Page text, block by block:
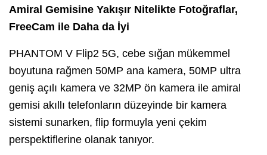
Amiral Gemisine Yakışır Nitelikte Fotoğraflar,
FreeCam ile Daha da İyi
PHANTOM V Flip2 5G, cebe sığan mükemmel
boyutuna rağmen 50MP ana kamera, 50MP ultra
geniş açılı kamera ve 32MP ön kamera ile amiral
gemisi akıllı telefonların düzeyinde bir kamera
sistemi sunarken, flip formuyla yeni çekim
perspektiflerine olanak tanıyor.